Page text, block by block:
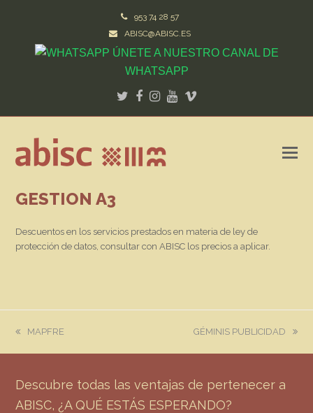
953 74 28 57
ABISC@ABISC.ES
ÚNETE A NUESTRO CANAL DE
WHATSAPP
Twitter
Facebook
Instagram
Youtube
Vimeo
GESTION A3
Descuentos en los servicios prestados en materia de ley de
protección de datos, consultar con ABISC los precios a aplicar.
previous
MAPFRE
next
GÉMINIS PUBLICIDAD
Descubre todas las ventajas de pertenecer a
ABISC, ¿A QUÉ ESTÁS ESPERANDO?